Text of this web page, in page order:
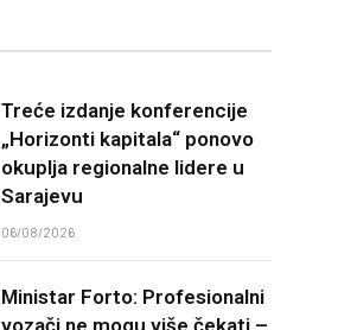
Treće izdanje konferencije
„Horizonti kapitala“ ponovo
okuplja regionalne lidere u
Sarajevu
06/08/2026
Ministar Forto: Profesionalni
vozači ne mogu više čekati –